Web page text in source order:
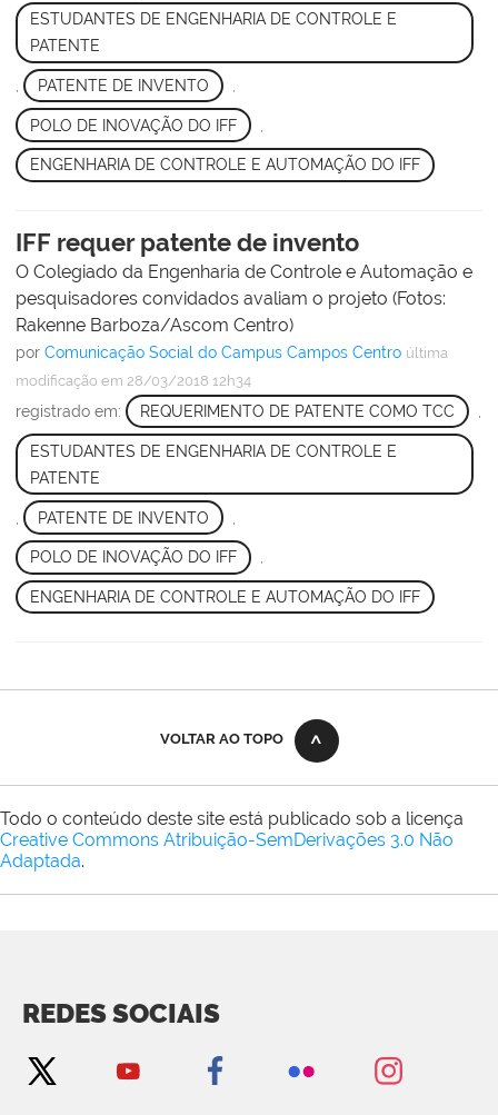
ESTUDANTES DE ENGENHARIA DE CONTROLE E
PATENTE
PATENTE DE INVENTO
POLO DE INOVAÇÃO DO IFF
ENGENHARIA DE CONTROLE E AUTOMAÇÃO DO IFF
IFF requer patente de invento
O Colegiado da Engenharia de Controle e Automação e
pesquisadores convidados avaliam o projeto (Fotos:
Rakenne Barboza/Ascom Centro)
por Comunicação Social do Campus Campos Centro última
modificação em 28/03/2018 12h34
registrado em: REQUERIMENTO DE PATENTE COMO TCC
ESTUDANTES DE ENGENHARIA DE CONTROLE E
PATENTE
PATENTE DE INVENTO
POLO DE INOVAÇÃO DO IFF ,
ENGENHARIA DE CONTROLE E AUTOMAÇÃO DO IFF
VOLTAR AO TOPO
Todo o conteúdo deste site está publicado sob a licença
Creative Commons Atribuição-SemDerivações 3.0 Não
Adaptada.
REDES SOCIAIS